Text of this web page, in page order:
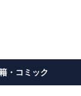
・コミック